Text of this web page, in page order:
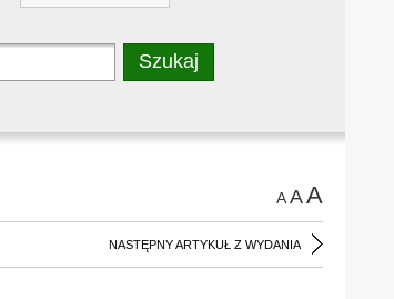
AAA
NASTĘPNY ARTYKUŁ Z WYDANIA